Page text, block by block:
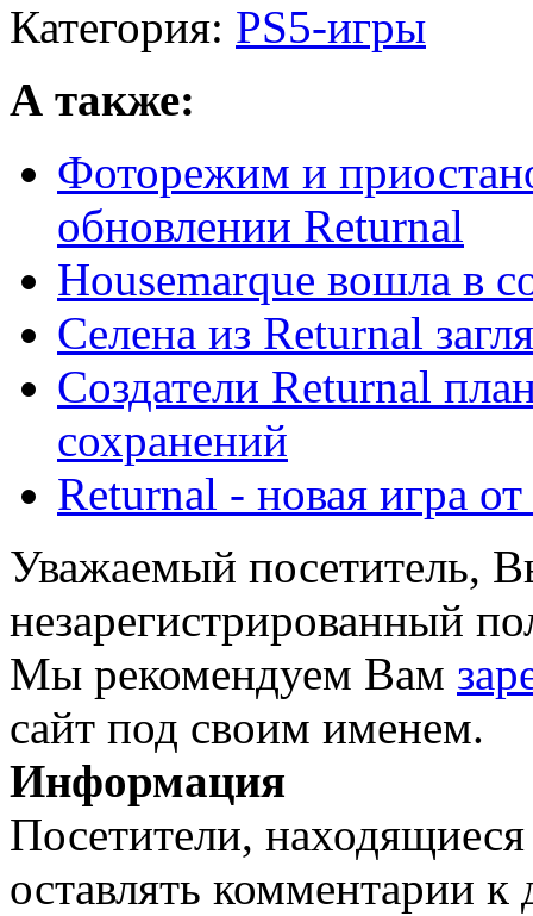
Категория: PS5-игры
А также:
Фоторежим и
обновлении Returnal
Housemarque вошла в
Селена из Returnal
Создатели Returnal
сохранений
Returnal - новая игра
Уважаемый посетитель,
незарегистрированный
Мы рекомендуем Вам
сайт под своим именем.
Информация
Посетители,
оставлять комментарии